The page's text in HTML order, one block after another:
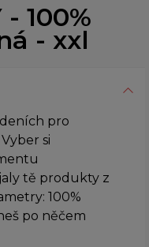
100%
- xxl
pro
si
tě produkty z
100%
po něčem